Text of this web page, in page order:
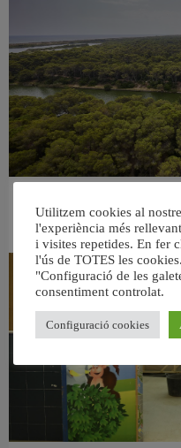
6
Utilitzem cookies al
l'experiència més
i visites repetides. En fer
l'ús de TOTES les
"Configuració de les
consentiment controlat.
Configuració cookies